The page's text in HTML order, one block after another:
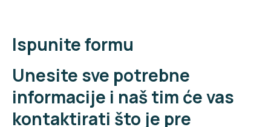
Ispunite formu
Unesite sve potrebne
informacije i naš tim će vas
kontaktirati što je pre